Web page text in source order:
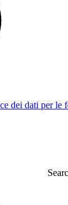
dei dati per